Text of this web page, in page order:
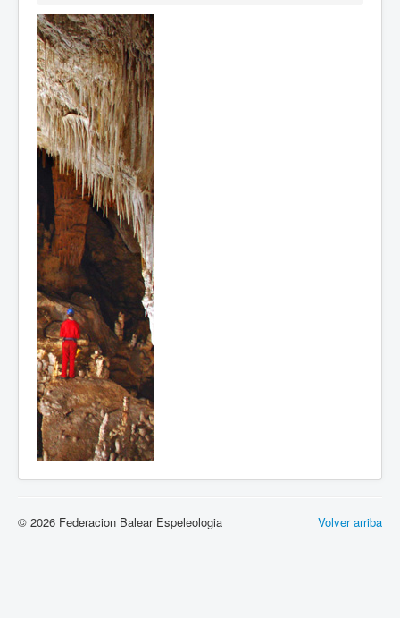
Volver arriba
© 2026 Federacion Balear Espeleologia